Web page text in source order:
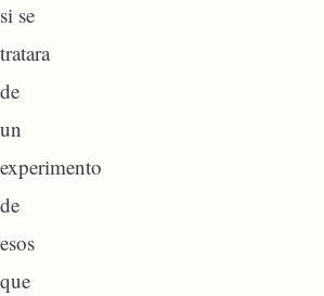
si se
tratara
de
un
experimento
de
esos
que